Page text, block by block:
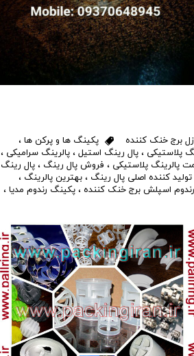
برج خنک کننده پکینگ ها و پرکن ها ،
پلاستیکی ، پال رینگ استیل ، پالرینگ سرامیکی ،
پالرینگ پلاستیکی ، فروش پال رینگ ، پال رینگ
تولید کننده اصلی پال رینگ ، بهترین پالرینگ ،
رندوم اسپلش برج خنک کننده ، پکینگ رندوم مدیا ،